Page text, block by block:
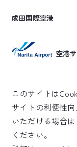
成田国際空港
空港
SKYTRAX
5スター
このサイトは
サイトの利便性
いただける場合
ください。